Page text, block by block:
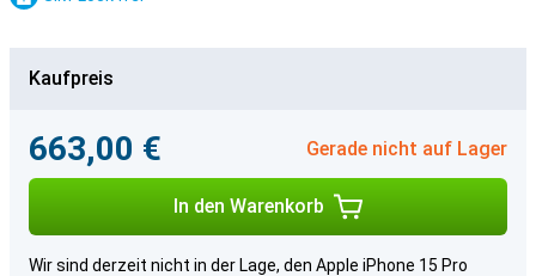
Kaufpreis
663,00 € Gerade nicht auf Lager
In den Warenkorb
Wir sind derzeit nicht in der Lage, den Apple iPhone 15 Pro